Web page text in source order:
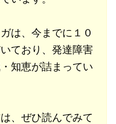
は、今までに１０
ており、発達障害
知恵が詰まってい
、ぜひ読んでみて